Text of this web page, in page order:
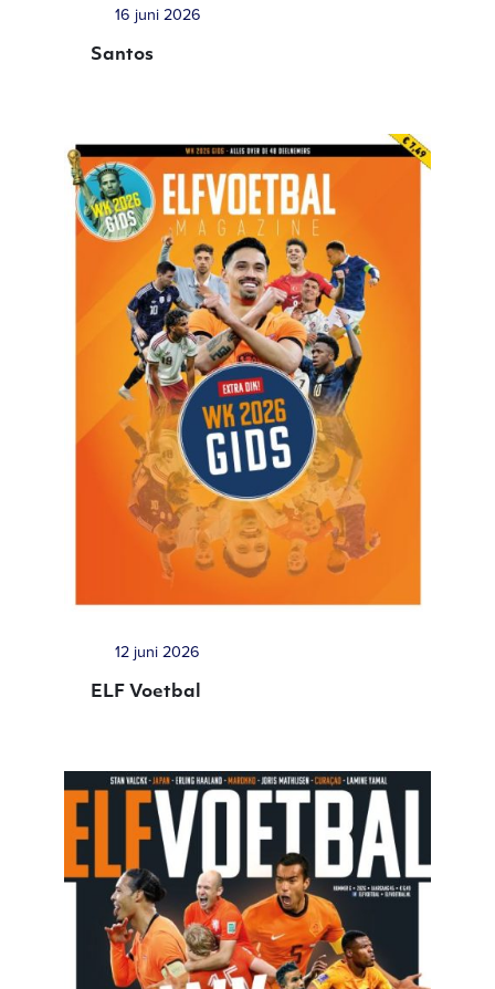
16 juni 2026
Santos
12 juni 2026
ELF Voetbal